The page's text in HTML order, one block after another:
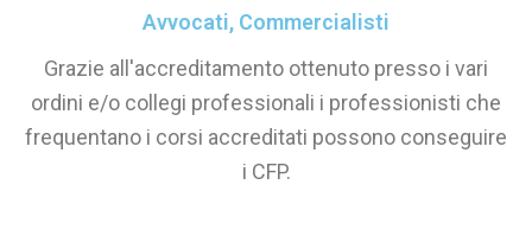
Avvocati, Commercialisti
Grazie all'accreditamento ottenuto presso i vari
ordini e/o collegi professionali i professionisti che
frequentano i corsi accreditati possono conseguire
i CFP.